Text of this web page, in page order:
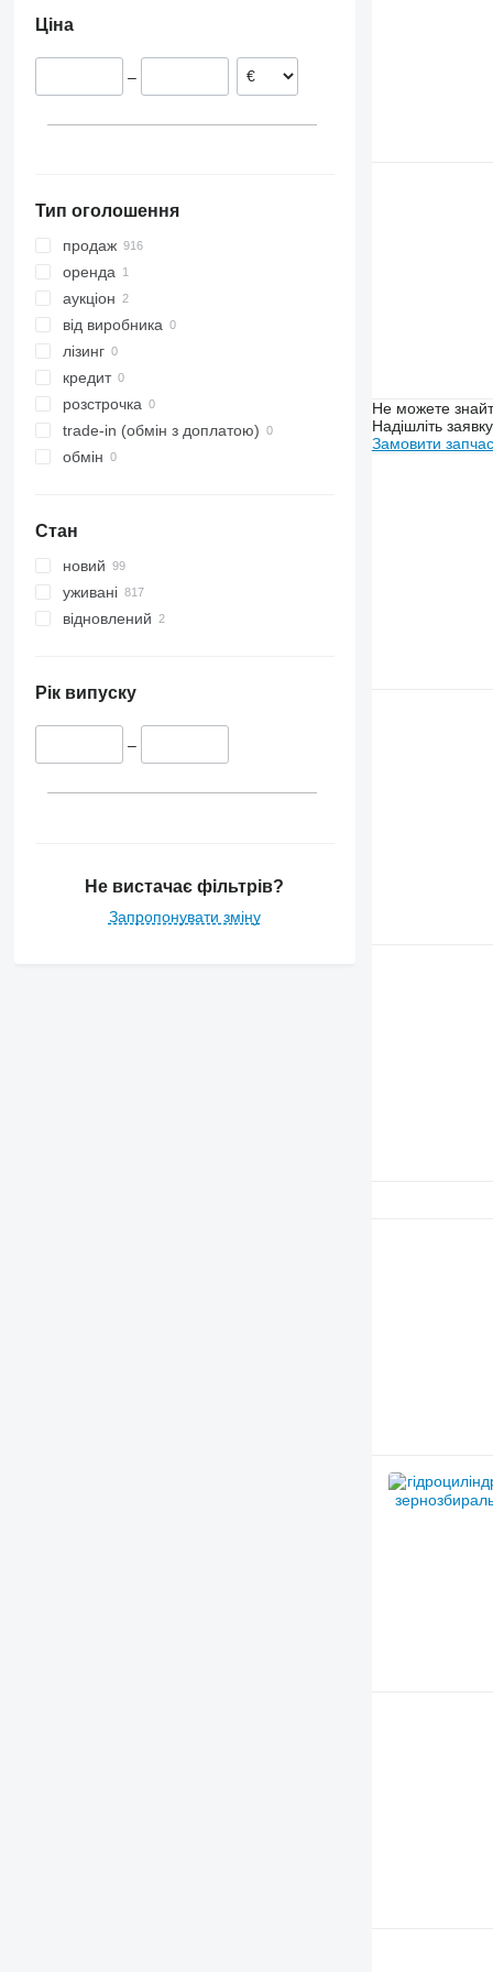
Литва
Словенія
Ціна
–
Тип оголошення
продаж
оренда
аукціон
від виробника
лізинг
кредит
розстрочка
trade-in (обмін з доплатою)
обмін
Стан
новий
уживані
відновлений
Рік випуску
–
Не вистачає фільтрів?
Запропонувати зміну
Не можете
Надішліть
Замовити